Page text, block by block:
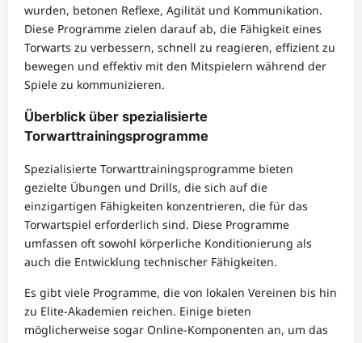
wurden, betonen Reflexe, Agilität und Kommunikation.
Diese Programme zielen darauf ab, die Fähigkeit eines
Torwarts zu verbessern, schnell zu reagieren, effizient zu
bewegen und effektiv mit den Mitspielern während der
Spiele zu kommunizieren.
Überblick über spezialisierte
Torwarttrainingsprogramme
Spezialisierte Torwarttrainingsprogramme bieten
gezielte Übungen und Drills, die sich auf die
einzigartigen Fähigkeiten konzentrieren, die für das
Torwartspiel erforderlich sind. Diese Programme
umfassen oft sowohl körperliche Konditionierung als
auch die Entwicklung technischer Fähigkeiten.
Es gibt viele Programme, die von lokalen Vereinen bis hin
zu Elite-Akademien reichen. Einige bieten
möglicherweise sogar Online-Komponenten an, um das